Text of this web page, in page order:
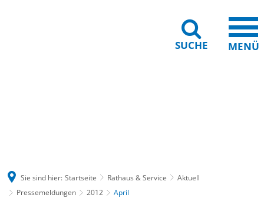
SUCHE MENÜ
Sie sind hier: Startseite Rathaus & Service
Aktuell
Pressemeldungen
2012 April